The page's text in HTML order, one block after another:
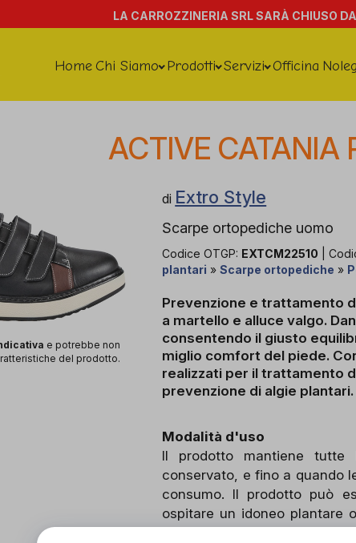
LA CARROZZINERIA SRL SARÀ CHIUSO
Home Chi Siamo Prodotti Servizi Officina
ACTIVE CATANIA
e potrebbe non
del prodotto.
di Extro Style
Scarpe ortopediche uomo
Codice OTGP: EXTCM22510 |
plantari »Scarpe ortopediche »
Prevenzione e trattamento
a martello e alluce valgo.
consentendo il giusto
miglio comfort del piede.
realizzati per il trattamento
prevenzione di algie plantari.
Modalità d'uso
Il prodotto mantiene tutte
conservato, e fino a quando
consumo. Il prodotto può
ospitare un idoneo plantare
punti di sostegno per